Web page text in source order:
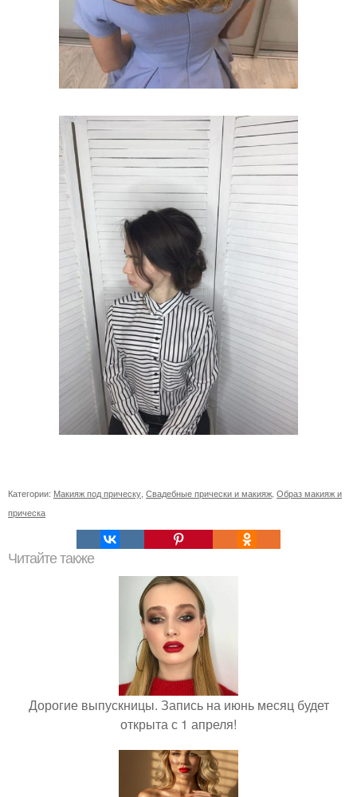
Категории: Макияж под прическу Свадебные прически и макияж Образ макияж и
прическа
Читайте также
Дорогие выпускницы. Запись на июнь месяц будет
открыта с 1 апреля!